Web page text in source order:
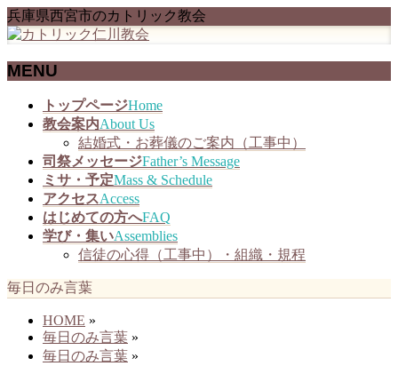
兵庫県西宮市のカトリック教会
MENU
トップページHome
教会案内About Us
結婚式・お葬儀のご案内（工事中）
司祭メッセージFather’s Message
ミサ・予定Mass & Schedule
アクセスAccess
はじめての方へFAQ
学び・集いAssemblies
信徒の心得（工事中）・組織・規程
毎日のみ言葉
HOME »
毎日のみ言葉 »
毎日のみ言葉 »